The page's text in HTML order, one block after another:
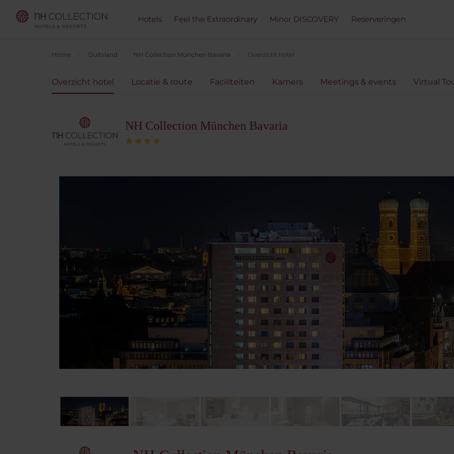
Hotels Feel the Extraordinary Minor DISCOVERY Reserveringen
Home Duitsland NH Collection München Bavaria Overzicht hotel
Overzicht hotel Locatie & route Faciliteiten Kamers Meetings & events Virtual
NH Collection München Bavaria